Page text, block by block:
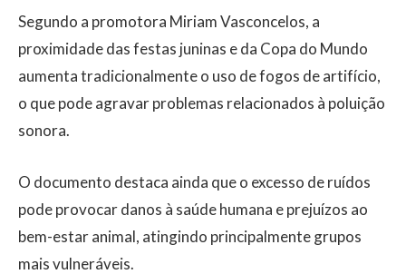
Segundo a promotora Miriam Vasconcelos, a
proximidade das festas juninas e da Copa do Mundo
aumenta tradicionalmente o uso de fogos de artifício,
o que pode agravar problemas relacionados à poluição
sonora.
O documento destaca ainda que o excesso de ruídos
pode provocar danos à saúde humana e prejuízos ao
bem-estar animal, atingindo principalmente grupos
mais vulneráveis.